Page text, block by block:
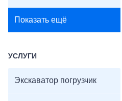
Показать ещё
УСЛУГИ
Экскаватор погрузчик